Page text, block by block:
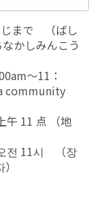
じまで （ばし
かしみんこう
～11：
community
午 11 点 （地
전 11시 （장